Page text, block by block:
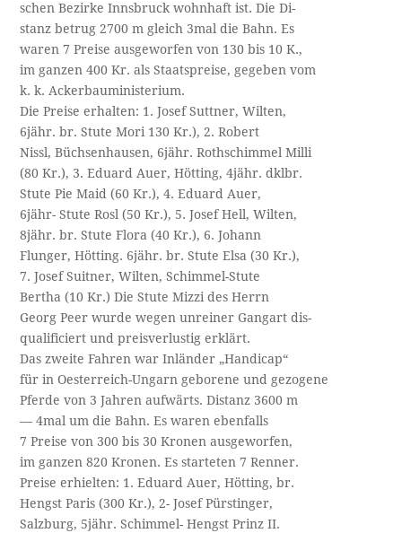
schen Bezirke Innsbruck wohnhaft ist. Die Di­-
stanz betrug 2700 m gleich 3mal die Bahn. Es
waren 7 Preise ausgeworfen von 130 bis 10 K.,
im ganzen 400 Kr. als Staatspreise, gegeben vom
k. k. Ackerbauministerium.
Die Preise erhalten: 1. Josef Suttner, Wilten,
6jähr. br. Stute Mori 130 Kr.), 2. Robert
Nissl, Büchsenhausen, 6jähr. Rothschimmel Milli
(80 Kr.), 3. Eduard Auer, Hötting, 4jähr. dklbr.
Stute Pie Maid (60 Kr.), 4. Eduard Auer,
6jähr- Stute Rosl (50 Kr.), 5. Josef Hell, Wilten,
8jähr. br. Stute Flora (40 Kr.), 6. Johann
Flunger, Hötting. 6jähr. br. Stute Elsa (30 Kr.),
7. Josef Suitner, Wilten, Schimmel-Stute
Bertha (10 Kr.) Die Stute Mizzi des Herrn
Georg Peer wurde wegen unreiner Gangart dis-
qualificiert und preisverlustig erklärt.
Das zweite Fahren war Inländer „Handicap“
für in Oesterreich-Ungarn geborene und gezogene
Pferde von 3 Jahren aufwärts. Distanz 3600 m
— 4mal um die Bahn. Es waren ebenfalls
7 Preise von 300 bis 30 Kronen ausgeworfen,
im ganzen 820 Kronen. Es starteten 7 Renner.
Preise erhielten: 1. Eduard Auer, Hötting, br.
Hengst Paris (300 Kr.), 2- Josef Pürstinger,
Salzburg, 5jähr. Schimmel- Hengst Prinz II.